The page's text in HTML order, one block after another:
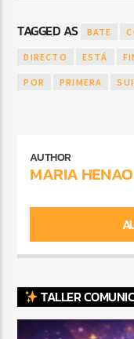
TAGGED AS BATE
DIRECTO ESTÁ
POR PRIMERA
AUTHOR
MARIA HENAO
TALLER